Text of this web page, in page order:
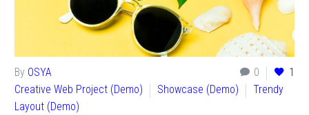
0 1
By OSYA
Creative Web Project (Demo)
Showcase (Demo)
Trendy
Layout (Demo)